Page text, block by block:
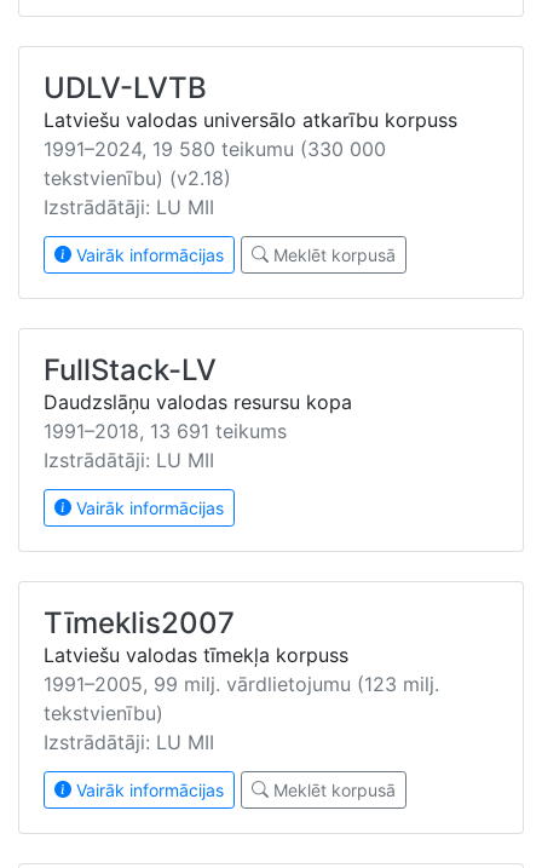
UDLV-LVTB
Latviešu valodas universālo atkarību korpuss
1991–2024, 19 580 teikumu (330 000
tekstvienību) (v2.18)
Izstrādātāji: LU MII
Vairāk informācijas Meklēt korpusā
FullStack-LV
Daudzslāņu valodas resursu kopa
1991–2018, 13 691 teikums
Izstrādātāji: LU MII
Vairāk informācijas
Tīmeklis2007
Latviešu valodas tīmekļa korpuss
1991–2005, 99 milj. vārdlietojumu (123 milj.
tekstvienību)
Izstrādātāji: LU MII
Vairāk informācijas Meklēt korpusā